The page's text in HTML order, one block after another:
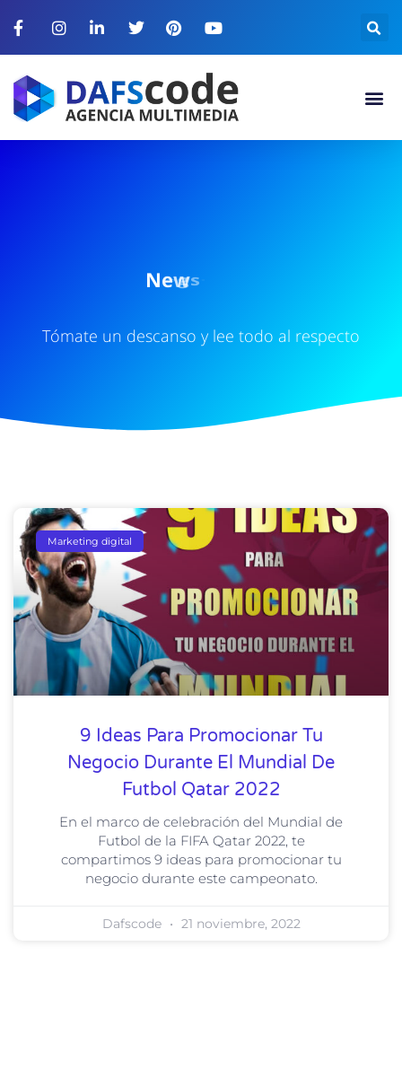
News
Tómate un descanso y lee todo al respecto
Marketing digital
9 Ideas Para Promocionar Tu
Negocio Durante El Mundial De
Futbol Qatar 2022
En el marco de celebración del Mundial de
Futbol de la FIFA Qatar 2022, te
compartimos 9 ideas para promocionar tu
negocio durante este campeonato.
Dafscode 21 noviembre, 2022